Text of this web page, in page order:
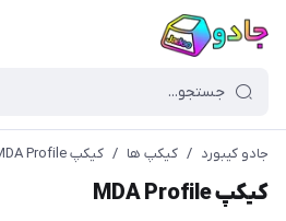
جادو کیبورد / کیکپ ها / کیکپ MDA Profile
کیکپ MDA Profile